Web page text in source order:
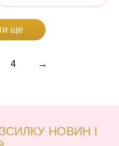
ще
4 →
НОВИН І